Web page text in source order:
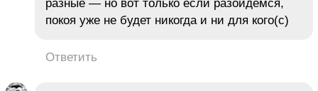
разные — но вот только если разойдемся,
покоя уже не будет никогда и ни для кого(c)
Ответить